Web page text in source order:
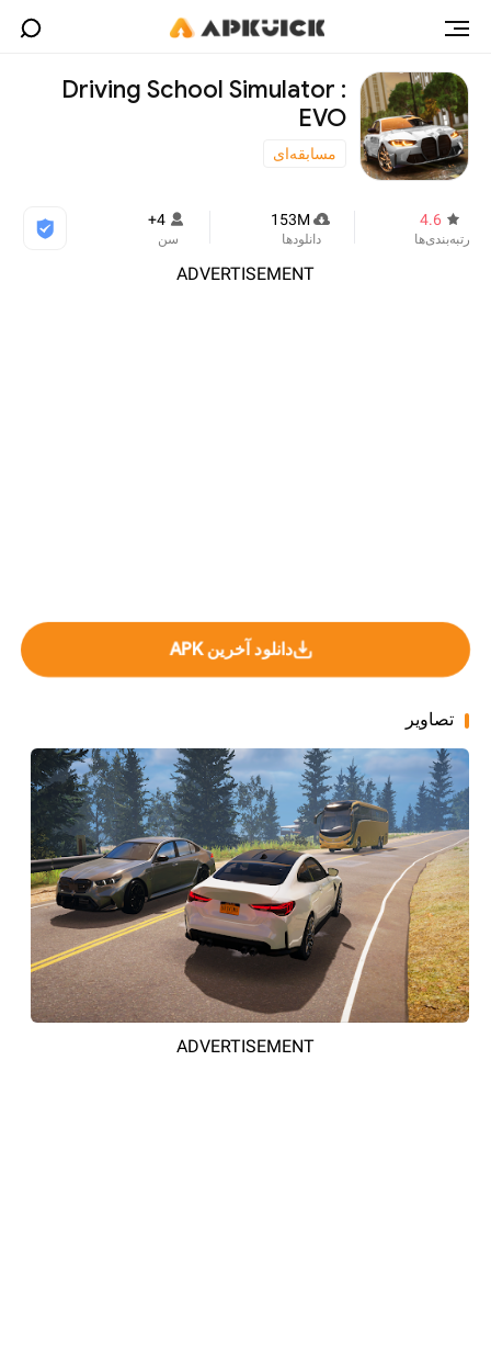
Driving School Simulator :
EVO
مسابقه‌ای
4.6
رتبه‌بندی‌ها
153M
دانلودها
4+
سن
ADVERTISEMENT
دانلود آخرین APK
تصاویر
ADVERTISEMENT